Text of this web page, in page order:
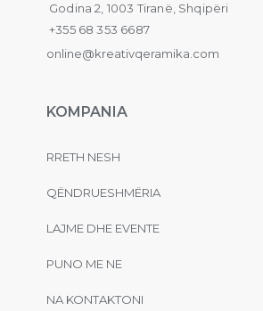
Godina 2, 1003 Tiranë, Shqipëri
+355 68 353 6687
online@kreativqeramika.com
KOMPANIA
RRETH NESH
QËNDRUESHMËRIA
LAJME DHE EVENTE
PUNO ME NE
NA KONTAKTONI